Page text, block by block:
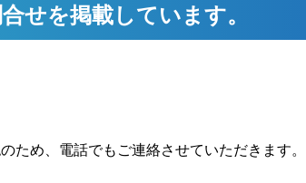
せを掲載しています。
ため、電話でもご連絡させていただきます。